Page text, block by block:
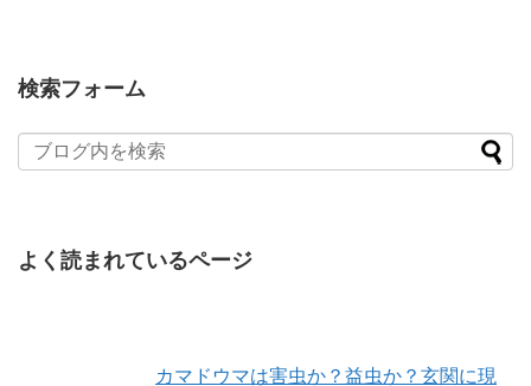
検索フォーム
よく読まれているページ
カマドウマは害虫か？益虫か？玄関に現